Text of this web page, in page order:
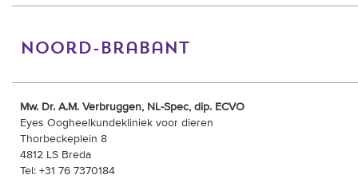
noord-brabant
Mw. Dr. A.M. Verbruggen, NL-Spec, dip. ECVO
Eyes Oogheelkundekliniek voor dieren
Thorbeckeplein 8
4812 LS Breda
Tel: +31 76 7370184